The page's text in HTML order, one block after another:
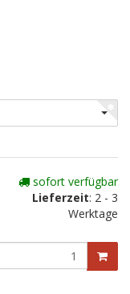
sofort verfügbar
Lieferzeit: 2 - 3
Werktage